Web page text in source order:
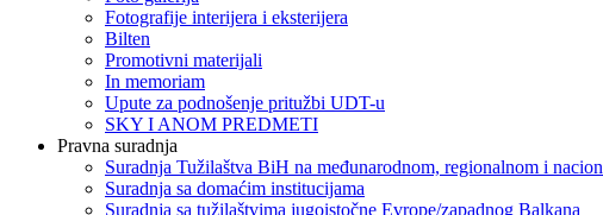
Fotografije interijera i eksterijera
Bilten
Promotivni materijali
In memoriam
Upute za podnošenje pritužbi UDT-u
SKY I ANOM PREDMETI
Pravna suradnja
Suradnja Tužilaštva BiH na međunarodnom, regionalnom i
Suradnja sa domaćim institucijama
Suradnja sa tužilaštvima jugoistočne Evrope/zapadnog Balkana